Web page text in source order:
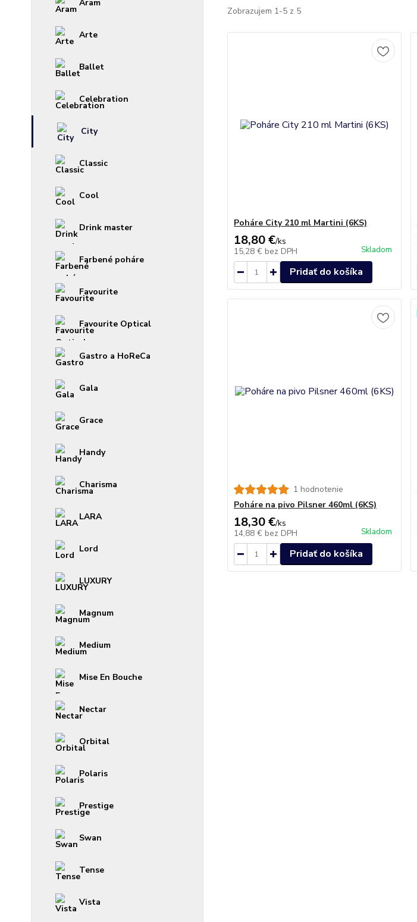
Aram
Arte
Ballet
Celebration
City
Classic
Cool
Drink master
Farbené poháre
Favourite
Favourite Optical
Gastro a HoReCa
Gala
Grace
Handy
Charisma
LARA
Lord
LUXURY
Magnum
Medium
Mise En Bouche
Nectar
Orbital
Polaris
Prestige
Swan
Tense
Vista
Zobrazujem 1-5 z 5
Poháre City 210 ml Martini (6KS)
18,80 €/ks
15,28 € bez DPH Skladom
Pridať do košíka
1 hodnotenie
Poháre na pivo Pilsner 460ml (6KS)
18,30 €/ks
14,88 € bez DPH Skladom
Pridať do košíka